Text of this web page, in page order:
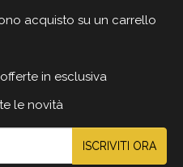
acquisto su un carrello
in esclusiva
le novità
ISCRIVITI ORA